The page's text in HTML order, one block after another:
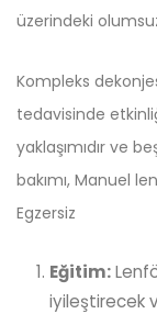
üzerindeki
Kompleks
tedavisinde
yaklaşımıdır ve
bakımı, Manuel
Egzersiz
Eğitim:
iyileştirecek